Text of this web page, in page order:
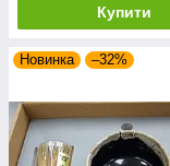
Купити
Новинка –32%